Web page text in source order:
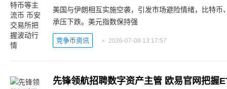
美国与伊朗相互实施空袭，引发市场避险情绪，比特币
承压下跌。美元指数保持强
竞争币资讯 2026-07-08 13:17:57
先锋领航招聘数字资产主管 欧易官网把握